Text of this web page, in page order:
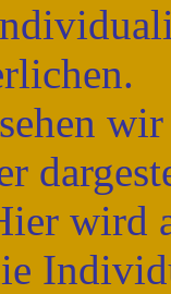
wir
wird